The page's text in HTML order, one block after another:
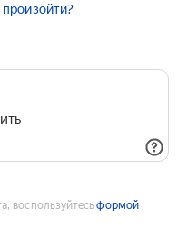
воспользуйтесьформой